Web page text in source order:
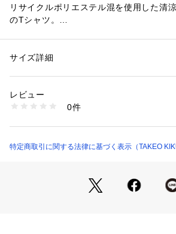
リサイクルポリエステル混を使用した清
のTシャツ。
ぼかした花柄のプリントと、花びらに見
ったりです。
【推奨サイズ】
04サイズ（XL）：175～185cm
※標準体型を基にした目安になります
性別：メンズ
素材：本体: ポリエステル65％ コットン35％ リ
生産国：中国製
1095800004308
サイズ詳細
レビュー
0件
特定商取引に関する法律に基づく表示（TAKEO